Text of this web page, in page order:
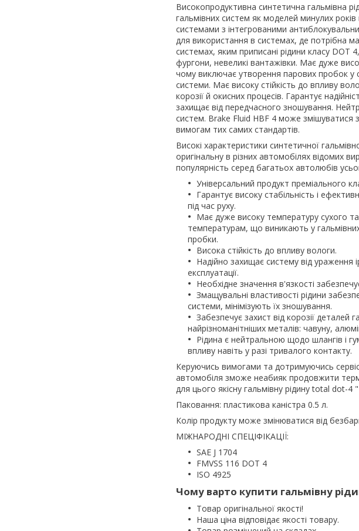
Високопродуктивна синтетична гальмівна
гальмівних систем як моделей минулих
системами з інтегрованими
для використання в системах, де потрібна
системах, яким приписані рідини класу DOT
фургони, невеликі вантажівки. Має дуже
чому виключає утворення парових пробок у
системи. Має високу стійкість до впливу
корозії й окисних процесів. Гарантує
захищає від передчасного зношування.
систем. Brake Fluid HBF 4 може змішуватися
вимогам тих самих стандартів.
Високі характеристики синтетичної
оригінальну в різних автомобілях відомих
популярність серед багатьох автолюбів
Універсальний продукт преміального
Гарантує високу стабільність і
під час руху.
Має дуже високу температуру сухого
температурам, що виникають у
пробки.
Висока стійкість до впливу вологи.
Надійно захищає систему від
експлуатації.
Необхідне значення в'язкості
Змащувальні властивості рідини
системи, мінімізують їх зношування.
Забезпечує захист від корозії деталей
найрізноманітніших металів: чавуну,
Рідина є нейтральною щодо шлангів і
впливу навіть у разі тривалого контакту.
Керуючись вимогами та дотримуючись
автомобіля зможе неабияк продовжити
для цього якісну гальмівну рідину total dot-4
Паковання: пластикова каністра 0.5 л.
Колір продукту може змінюватися від
МІЖНАРОДНІ СПЕЦІФІКАЦІЇ:
SAE J 1704
FMVSS 116 DOT 4
ISO 4925
Чому варто купити гальмівну
Товар оригінальної якості!
Наша ціна відповідає якості товару.